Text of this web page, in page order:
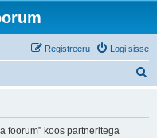
Logi sisse
Registreeru
foorum” koos partneritega